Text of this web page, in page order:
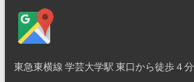
東急東横線 学芸大学駅 東口から徒歩４分